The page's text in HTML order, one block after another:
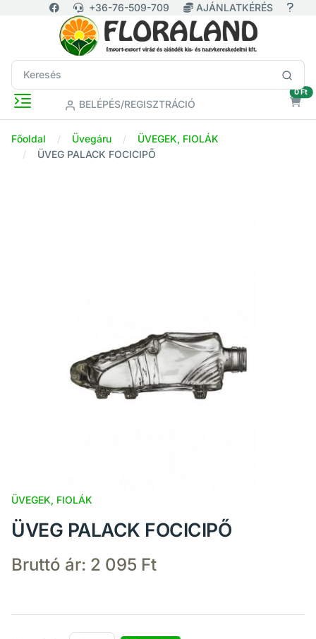
+36-76-509-709 AJÁNLATKÉRÉS
BELÉPÉS/REGISZTRÁCIÓ
0 Ft
Főoldal Üvegáru
ÜVEGEK, FIOLÁK
ÜVEG PALACK FOCICIPŐ
ÜVEGEK, FIOLÁK
ÜVEG PALACK FOCICIPŐ
Bruttó ár: 2 095 Ft